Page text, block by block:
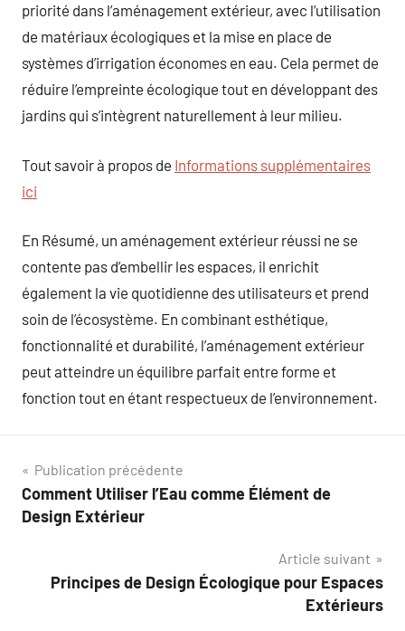
priorité dans l’aménagement extérieur, avec l’utilisation
de matériaux écologiques et la mise en place de
systèmes d’irrigation économes en eau. Cela permet de
réduire l’empreinte écologique tout en développant des
jardins qui s’intègrent naturellement à leur milieu.
Tout savoir à propos de Informations supplémentaires
ici
En Résumé, un aménagement extérieur réussi ne se
contente pas d’embellir les espaces, il enrichit
également la vie quotidienne des utilisateurs et prend
soin de l’écosystème. En combinant esthétique,
fonctionnalité et durabilité, l’aménagement extérieur
peut atteindre un équilibre parfait entre forme et
fonction tout en étant respectueux de l’environnement.
Navigation
de
Publication précédente
Comment Utiliser l’Eau comme Élément de
Design Extérieur
Article suivant
Principes de Design Écologique pour Espaces
Extérieurs